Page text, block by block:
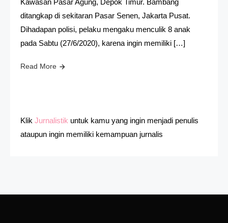
Kawasan Pasar Agung, Depok Timur. Bambang
ditangkap di sekitaran Pasar Senen, Jakarta Pusat.
Dihadapan polisi, pelaku mengaku menculik 8 anak
pada Sabtu (27/6/2020), karena ingin memiliki […]
Read More
Klik Jurnalistik untuk kamu yang ingin menjadi penulis
ataupun ingin memiliki kemampuan jurnalis